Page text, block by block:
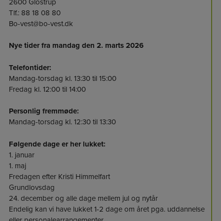
Tlf.: 88 18 08 80
Bo-vest@bo-vest.dk
Nye tider fra mandag den 2. marts 2026
Telefontider:
Mandag-torsdag kl. 13:30 til 15:00
Fredag kl. 12:00 til 14:00
Personlig fremmøde:
Mandag-torsdag kl. 12:30 til 13:30
Følgende dage er her lukket:
1. januar
1. maj
Fredagen efter Kristi Himmelfart
Grundlovsdag
24. december og alle dage mellem jul og nytår
Endelig kan vi have lukket 1-2 dage om året pga. uddannelse